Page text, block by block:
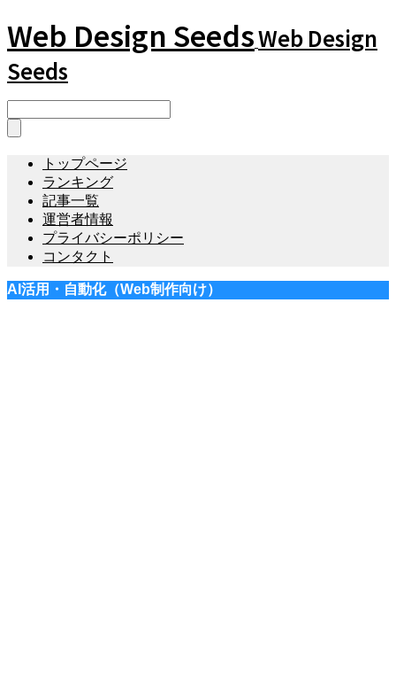
Web Design SeedsWeb Design
Seeds
トップページ
ランキング
記事一覧
運営者情報
プライバシーポリシー
コンタクト
AI活用・自動化（Web制作向け）